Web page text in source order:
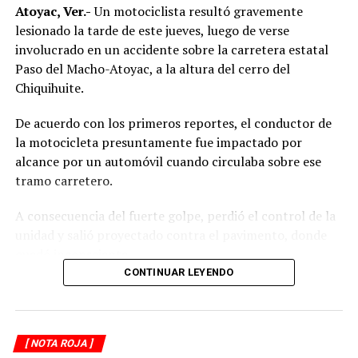
RELATED TOPICS:
DESPUÉS
Motociclista muere tras derrapar en Paso del Macho
ANTES
padres en Orizaba
Atoyac, Ver.-Un motociclista resultó gravemente
lesionado la tarde de este jueves, luego de verse
involucrado en un accidente sobre la carretera estatal
Paso del Macho-Atoyac, a la altura del cerro del
Chiquihuite.
De acuerdo con los primeros reportes, el conductor de
la motocicleta presuntamente fue impactado por
alcance por un automóvil cuando circulaba sobre ese
tramo carretero.
A consecuencia del fuerte golpe, perdió el control de la
Testigos del accidente solicitaron de inmediato el apoyo
de los cuerpos de emergencia al percatarse de que el
asfáltica, mientras otros automovilistas redujeron la
CONTINUAR LEYENDO
[ NOTA ROJA ]